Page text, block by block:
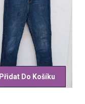
Přidat Do Košíku